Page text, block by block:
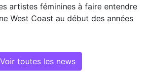
artistes féminines à faire entendre
West Coast au début des années
Voir toutes les news